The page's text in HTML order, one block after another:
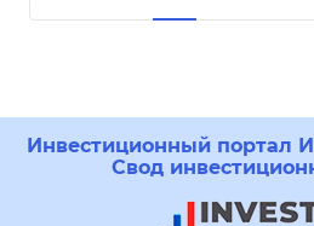
Инвестиционный портал
Свод